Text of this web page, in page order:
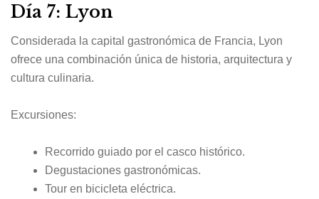
Día 7: Lyon
Considerada la capital gastronómica de Francia, Lyon
ofrece una combinación única de historia, arquitectura y
cultura culinaria.
Excursiones:
Recorrido guiado por el casco histórico.
Degustaciones gastronómicas.
Tour en bicicleta eléctrica.